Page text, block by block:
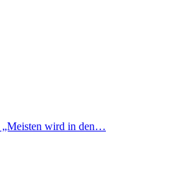
„Meisten wird in den…